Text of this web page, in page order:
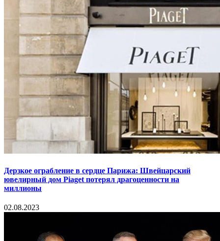
Дерзкое ограбление в сердце Парижа: Швейцарский
ювелирный дом Piaget потерял драгоценности на
миллионы
02.08.2023